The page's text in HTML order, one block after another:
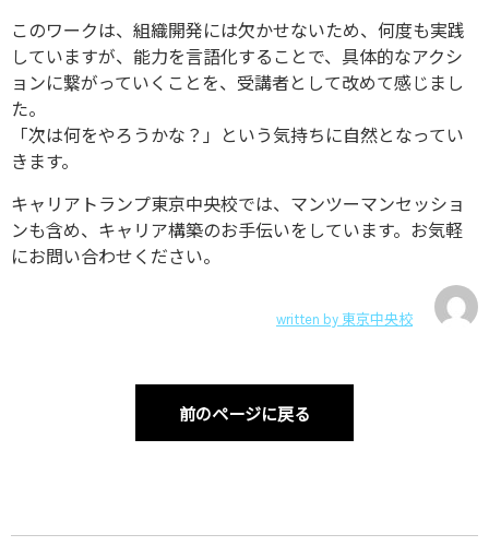
このワークは、組織開発には欠かせないため、何度も実践
していますが、能力を言語化することで、具体的なアクシ
ョンに繋がっていくことを、受講者として改めて感じまし
た。
「次は何をやろうかな？」という気持ちに自然となってい
きます。
キャリアトランプ東京中央校では、マンツーマンセッショ
ンも含め、キャリア構築のお手伝いをしています。お気軽
にお問い合わせください。
written by 東京中央校
前のページに戻る